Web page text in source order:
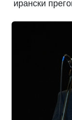
ирански